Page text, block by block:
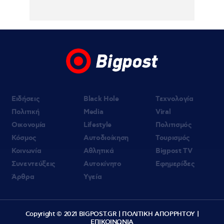
Ειδήσεις
Πολιτική
Οικονομία
Κόσμος
Κοινωνία
Συνεντεύξεις
Άρθρα
Black Hole
Media
Lifestyle
Αυτοδιοίκηση
Αθλητικά
Αυτοκίνητο
Υγεία
Τεχνολογία
Viral
Πολιτισμός
Τουρισμός
Bigpost TV
Εφημερίδες
Copyright © 2021 BIGPOST.GR | ΠΟΛΙΤΙΚΗ ΑΠΟΡΡΗΤΟΥ|
ΕΠΙΚΟΙΝΩΝΙΑ